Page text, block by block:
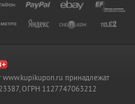
www.kupikupon.ru принадлежат
ОГРН 1127747063212